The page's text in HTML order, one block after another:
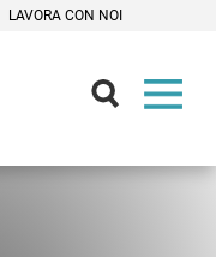
LAVORA CON NOI